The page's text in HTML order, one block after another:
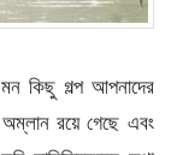
কিছু গল্প আপনাদের
রয়ে গেছে এবং